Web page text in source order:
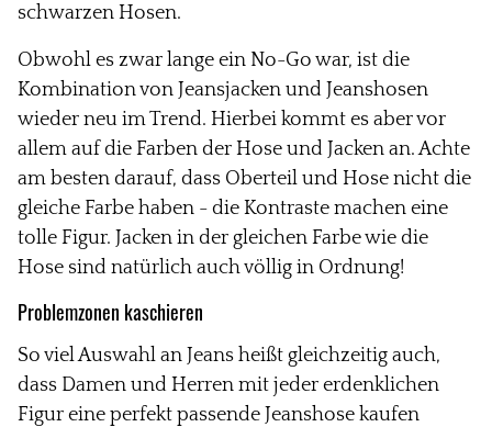
schwarzen Hosen.
Obwohl es zwar lange ein No-Go war, ist die
Kombination von Jeansjacken und Jeanshosen
wieder neu im Trend. Hierbei kommt es aber vor
allem auf die Farben der Hose und Jacken an. Achte
am besten darauf, dass Oberteil und Hose nicht die
gleiche Farbe haben - die Kontraste machen eine
tolle Figur. Jacken in der gleichen Farbe wie die
Hose sind natürlich auch völlig in Ordnung!
Problemzonen kaschieren
So viel Auswahl an Jeans heißt gleichzeitig auch,
dass Damen und Herren mit jeder erdenklichen
Figur eine perfekt passende Jeanshose kaufen